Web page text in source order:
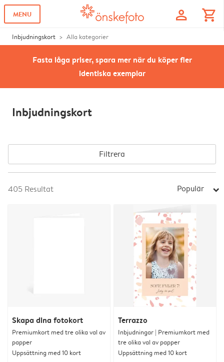
MENU profile shopping_cart
Inbjudningskort Alla kategorier
Fasta låga priser, spara mer när du köper fler
identiska exemplar
Inbjudningskort
Filtrera
405 Resultat Populär arrow_right
Skapa dina fotokort
Premiumkort med tre olika val av
papper
Uppsättning med 10 kort
Terrazzo
Inbjudningar | Premiumkort med
tre olika val av papper
Uppsättning med 10 kort